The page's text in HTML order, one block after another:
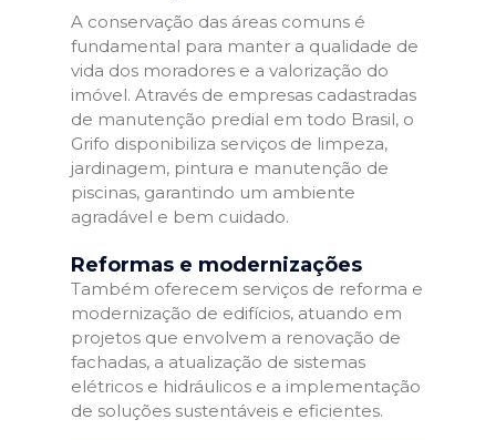
A conservação das áreas comuns é
fundamental para manter a qualidade de
vida dos moradores e a valorização do
imóvel. Através de empresas cadastradas
de manutenção predial em todo Brasil, o
Grifo disponibiliza serviços de limpeza,
jardinagem, pintura e manutenção de
piscinas, garantindo um ambiente
agradável e bem cuidado.
Reformas e modernizações
Também oferecem serviços de reforma e
modernização de edifícios, atuando em
projetos que envolvem a renovação de
fachadas, a atualização de sistemas
elétricos e hidráulicos e a implementação
de soluções sustentáveis e eficientes.